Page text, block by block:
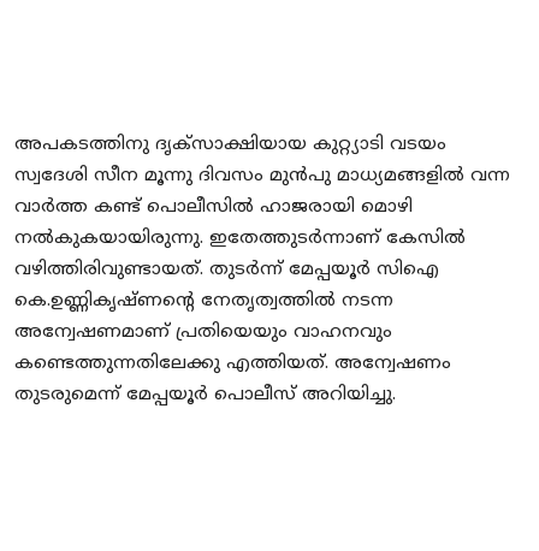
അപകടത്തിനു ദൃക്സാക്ഷിയായ കുറ്റ്യാടി വടയം
സ്വദേശി സീന മൂന്നു ദിവസം മുൻപു മാധ്യമങ്ങളിൽ വന്ന
വാർത്ത കണ്ട് പൊലീസിൽ ഹാജരായി മൊഴി
നൽകുകയായിരുന്നു. ഇതേത്തുടർന്നാണ് കേസിൽ
വഴിത്തിരിവുണ്ടായത്. തുടർന്ന് മേപ്പയൂർ സിഐ
കെ.ഉണ്ണികൃഷ്ണന്റെ നേതൃത്വത്തിൽ നടന്ന
അന്വേഷണമാണ് പ്രതിയെയും വാഹനവും
കണ്ടെത്തുന്നതിലേക്കു എത്തിയത്. അന്വേഷണം
തുടരുമെന്ന് മേപ്പയൂർ പൊലീസ് അറിയിച്ചു.